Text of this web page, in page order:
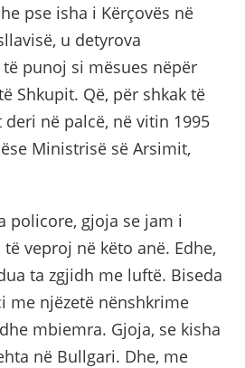
pse isha i Kërçovës në
u detyrova
punoj si mësues nëpër
Shkupit. Që, për shkak të
në palcë, në vitin 1995
Ministrisë së Arsimit,
policore, gjoja se jam i
veproj në këto anë. Edhe,
ta zgjidh me luftë. Biseda
me njëzetë nënshkrime
mbiemra. Gjoja, se kisha
në Bullgari. Dhe, me